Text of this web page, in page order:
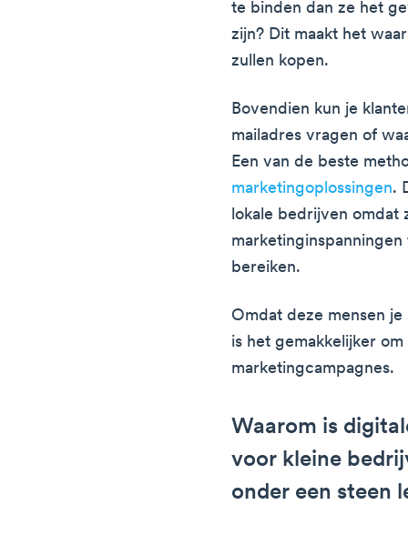
te binden dan ze het
zijn? Dit maakt het
zullen kopen.
Bovendien kun je
mailadres vragen of
Een van de beste
marketingoplossingen.
lokale bedrijven omdat
bereiken.
Omdat deze mensen
is het gemakkelijker
marketingcampagnes.
Waarom is
voor kleine
onder een steen